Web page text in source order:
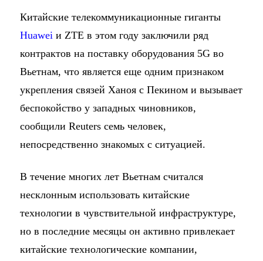
Китайские телекоммуникационные гиганты
Huaweiи ZTE в этом году заключили ряд
контрактов на поставку оборудования 5G во
Вьетнам, что является еще одним признаком
укрепления связей Ханоя с Пекином и вызывает
беспокойство у западных чиновников,
сообщили Reuters семь человек,
непосредственно знакомых с ситуацией.
В течение многих лет Вьетнам считался
несклонным использовать китайские
технологии в чувствительной инфраструктуре,
но в последние месяцы он активно привлекает
китайские технологические компании,